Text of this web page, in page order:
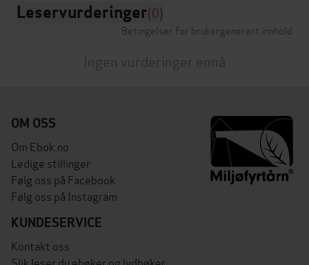
Leservurderinger(0)
Betingelser for brukergenerert innhold
Ingen vurderinger ennå
OM OSS
Om Ebok.no
Ledige stillinger
Følg oss på Facebook
Følg oss på Instagram
KUNDESERVICE
Kontakt oss